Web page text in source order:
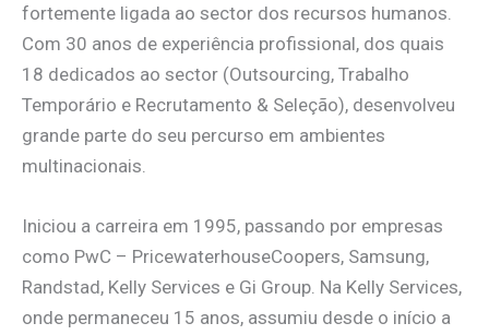
fortemente ligada ao sector dos recursos humanos.
Com 30 anos de experiência profissional, dos quais
18 dedicados ao sector (Outsourcing, Trabalho
Temporário e Recrutamento & Seleção), desenvolveu
grande parte do seu percurso em ambientes
multinacionais.
Iniciou a carreira em 1995, passando por empresas
como PwC – PricewaterhouseCoopers, Samsung,
Randstad, Kelly Services e Gi Group. Na Kelly Services,
onde permaneceu 15 anos, assumiu desde o início a